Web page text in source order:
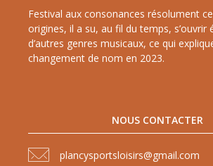
Festival aux consonances résolument
origines, il a su, au fil du temps, s’ouvrir
d’autres genres musicaux, ce qui
changement de nom en 2023.
NOUS CONTACTER
plancysportsloisirs@gmail.com